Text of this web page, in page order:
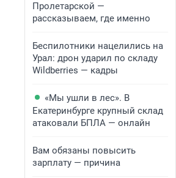
Пролетарской —
рассказываем, где именно
Беспилотники нацелились на
Урал: дрон ударил по складу
Wildberries — кадры
«Мы ушли в лес». В
Екатеринбурге крупный склад
атаковали БПЛА — онлайн
Вам обязаны повысить
зарплату — причина